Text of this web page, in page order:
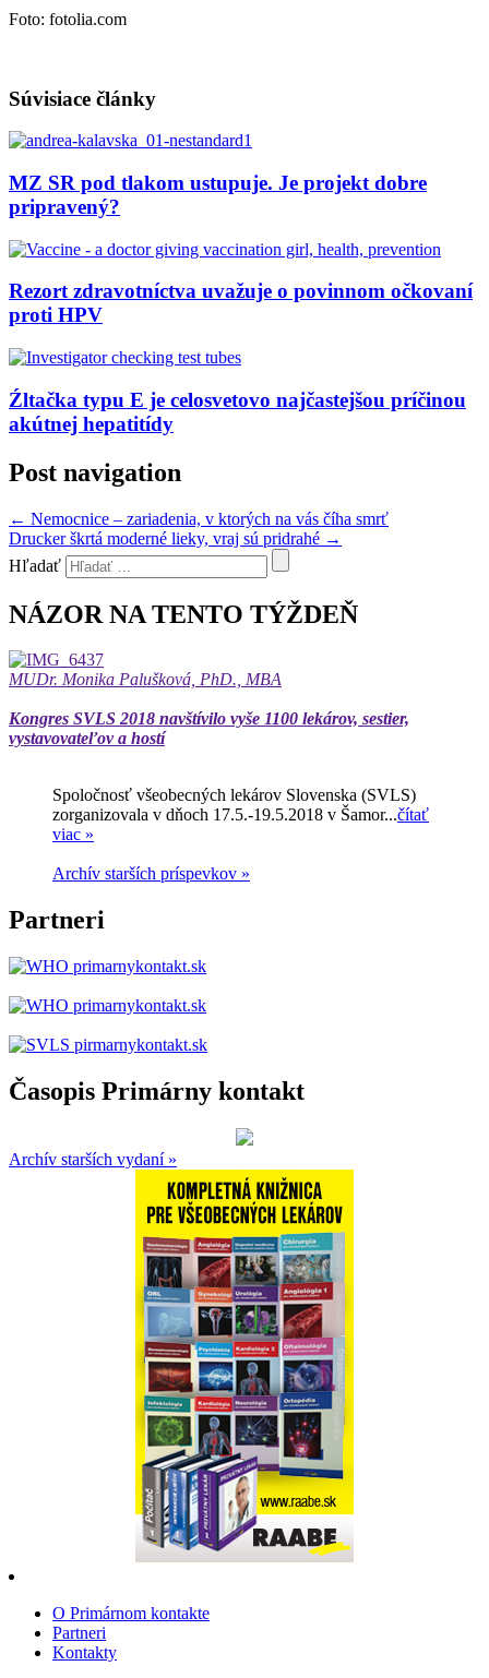
Foto: fotolia.com
Súvisiace články
MZ SR pod tlakom ustupuje. Je projekt dobre
pripravený?
Rezort zdravotníctva uvažuje o povinnom očkovaní
proti HPV
Źltačka typu E je celosvetovo najčastejšou príčinou
akútnej hepatitídy
Post navigation
← Nemocnice – zariadenia, v ktorých na vás číha smrť
Drucker škrtá moderné lieky, vraj sú pridrahé →
Hľadať
NÁZOR NA TENTO TÝŽDEŇ
MUDr. Monika Palušková, PhD., MBA
Kongres SVLS 2018 navštívilo vyše 1100 lekárov, sestier,
vystavovateľov a hostí
Spoločnosť všeobecných lekárov Slovenska (SVLS)
zorganizovala v dňoch 17.5.-19.5.2018 v Šamor...čítať
viac »
Archív starších príspevkov »
Partneri
Časopis Primárny kontakt
Archív starších vydaní »
O Primárnom kontakte
Partneri
Kontakty